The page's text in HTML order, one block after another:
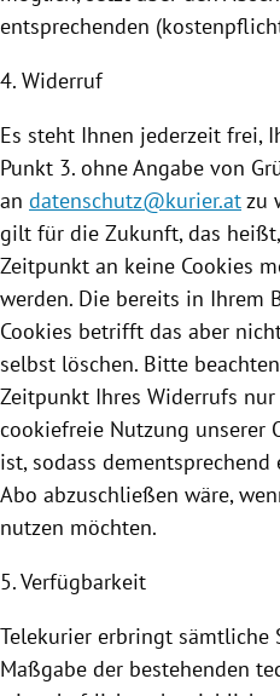
entsprechenden
4. Widerruf
Es steht Ihnen jederzeit frei,
Punkt 3. ohne Angabe von
an datenschutz@kurier.atzu
gilt für die Zukunft, das
Zeitpunkt an keine Cookies
werden. Die bereits in Ihrem
Cookies betrifft das aber
selbst löschen. Bitte
Zeitpunkt Ihres Widerrufs
cookiefreie Nutzung unserer
ist, sodass
Abo abzuschließen wäre,
nutzen möchten.
5. Verfügbarkeit
Telekurier erbringt sämtliche
Maßgabe der bestehenden